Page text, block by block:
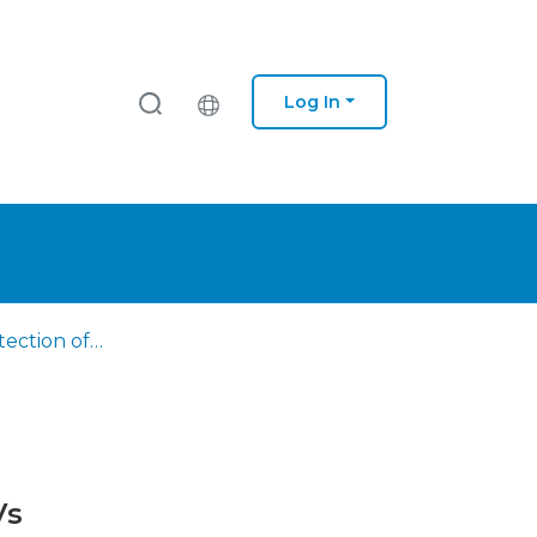
Log In
Automatic detection of castaways in SAR missions using UAVs